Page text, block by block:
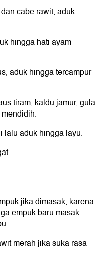
cabe rawit, aduk
hingga hati ayam
aduk hingga tercampur
tiram, kaldu jamur, gula
lalu aduk hingga layu.
jika dimasak, karena
empuk baru masak
merah jika suka rasa